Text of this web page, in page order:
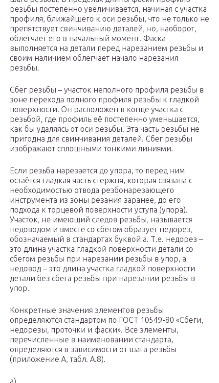
резьбы постепенно увеличивается, начиная с участка
профиля, ближайшего к оси резьбы, что не только не
препятствует свинчиванию деталей, но, наоборот,
облегчает его в начальный момент. Фаска
выполняется на детали перед нарезанием резьбы и
своим наличием облегчает начало нарезания
резьбы.
Сбег резьбы – участок неполного профиля резьбы в
зоне перехода полного профиля резьбы к гладкой
поверхности. Он расположен в конце участка с
резьбой, где профиль её постепенно уменьшается,
как бы удаляясь от оси резьбы. Эта часть резьбы не
пригодна для свинчивания деталей. Сбег резьбы
изображают сплошными тонкими линиями.
Если резьба нарезается до упора, то перед ним
остаётся гладкая часть стержня, которая связана с
необходимостью отвода резбонарезающего
инструмента из зоны резания заранее, до его
подхода к торцевой поверхности уступа (упора).
Участок, не имеющий следов резьбы, называется
недоводом и вместе со сбегом образует недорез,
обозначаемый в стандартах буквой а. Т.е. недорез –
это длина участка гладкой поверхности детали со
сбегом резьбы при нарезании резьбы в упор, а
недовод – это длина участка гладкой поверхности
детали без сбега резьбы при нарезании резьбы в
упор.
Конкретные значения элементов резьбы
определяются стандартом по ГОСТ 10549-80 «Сбеги,
недорезы, проточки и фаски». Все элементы,
перечисленные в наименовании стандарта,
определяются в зависимости от шага резьбы
(приложение А, табл. А.8).
а)